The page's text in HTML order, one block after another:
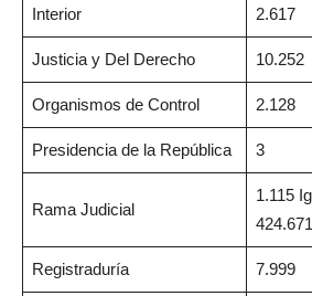
Interior 2.617
Justicia y Del Derecho 10.252
Organismos de Control 2.128
Presidencia de la República 3
Rama Judicial
1.115
424.671
Registraduría 7.999